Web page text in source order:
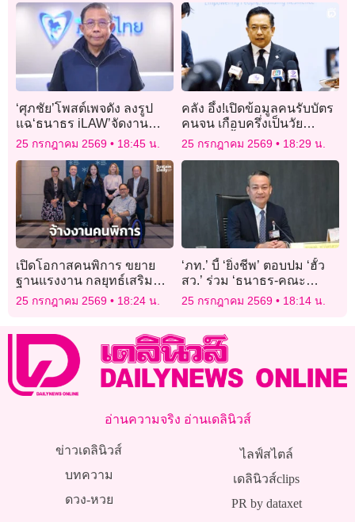
‘ศุภชัย’โพสต์เพจดัง ลงรูป
แฉ‘ธนาธร iLAW’จัดงาน
พบปะผู้สมัคร สว.ประชาชน
ที่อิมแพ็คฯช่วงเลือกสว.ระดับ
ประเทศ เรียกฮั๊วได้หรือไม่?
25 กรกฎาคม 2569 18:45 น.
คลัง อึ้ง!เปิดข้อมูลคนรับบัตร
คนจน เกือบครึ่งเป็นวัย
แรงงาน ย้ำคนตกหล่นแจ้ง
ชื่อผู้ใหญ่บ้านได้
25 กรกฎาคม 2569 18:29 น.
เปิดโอกาสคนพิการ ขยาย
ฐานแรงงาน กลยุทธ์เสริม
แกร่งธุรกิจไทย
25 กรกฎาคม 2569 18:24 น.
‘ภท.’ บี้ ‘ยิ่งชีพ’ ตอบปม ‘ฮั้ว
สว.’ ร่วม ‘ธนาธร-คณะ
ก้าวหน้า-พรรคส้ม’ ซัด
‘สวามิภักดิ์’ จนไม่กล้าค้าน
25 กรกฎาคม 2569 18:14 น.
อ่านความจริง อ่านเดลินิวส์
ข่าวเดลินิวส์
บทความ
ดวง-หวย
ไลฟ์สไตล์
เดลินิวส์clips
PR by dataxet